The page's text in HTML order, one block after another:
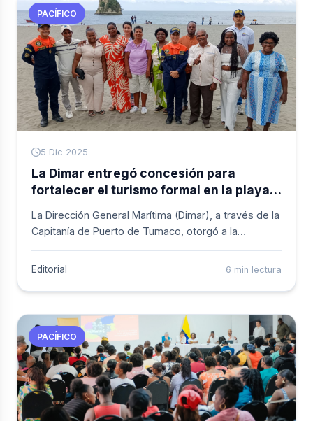
región.
PACÍFICO
5 Dic 2025
La Dimar entregó concesión para
fortalecer el turismo formal en la playa
La Dirección General Marítima (Dimar), a través de la
Capitanía de Puerto de Tumaco, otorgó a la
de Tumaco (Apseturco) la concesión para el
iniciativa contempla un área de 2.127,10 m&sup2; y
busca fortalecer el desarrollo turístico formal en la
playa de El Morro.
Editorial 6 min lectura
PACÍFICO